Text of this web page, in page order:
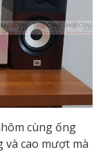
cùng ống
và cao mượt mà